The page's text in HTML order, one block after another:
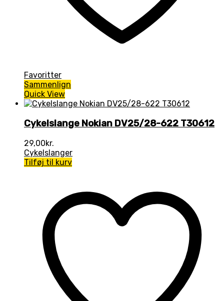
Favoritter
Sammenlign
Quick View
Cykelslange Nokian DV25/28-622 T30612
29,00kr.
Cykelslanger
Tilføj til kurv